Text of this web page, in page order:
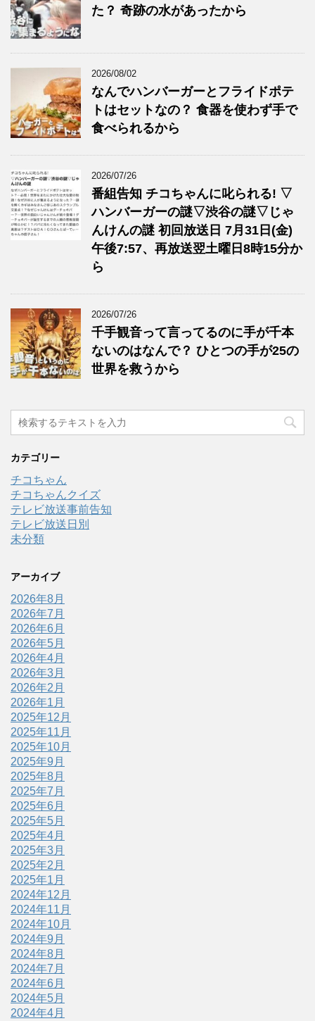
た？ 奇跡の水があったから
2026/08/02
なんでハンバーガーとフライドポテ
トはセットなの？ 食器を使わず手で
食べられるから
2026/07/26
番組告知 チコちゃんに叱られる! ▽
ハンバーガーの謎▽渋谷の謎▽じゃ
んけんの謎 初回放送日 7月31日(金)
午後7:57、再放送翌土曜日8時15分か
ら
2026/07/26
千手観音って言ってるのに手が千本
ないのはなんで？ ひとつの手が25の
世界を救うから
カテゴリー
チコちゃん
チコちゃんクイズ
テレビ放送事前告知
テレビ放送日別
未分類
アーカイブ
2026年8月
2026年7月
2026年6月
2026年5月
2026年4月
2026年3月
2026年2月
2026年1月
2025年12月
2025年11月
2025年10月
2025年9月
2025年8月
2025年7月
2025年6月
2025年5月
2025年4月
2025年3月
2025年2月
2025年1月
2024年12月
2024年11月
2024年10月
2024年9月
2024年8月
2024年7月
2024年6月
2024年5月
2024年4月